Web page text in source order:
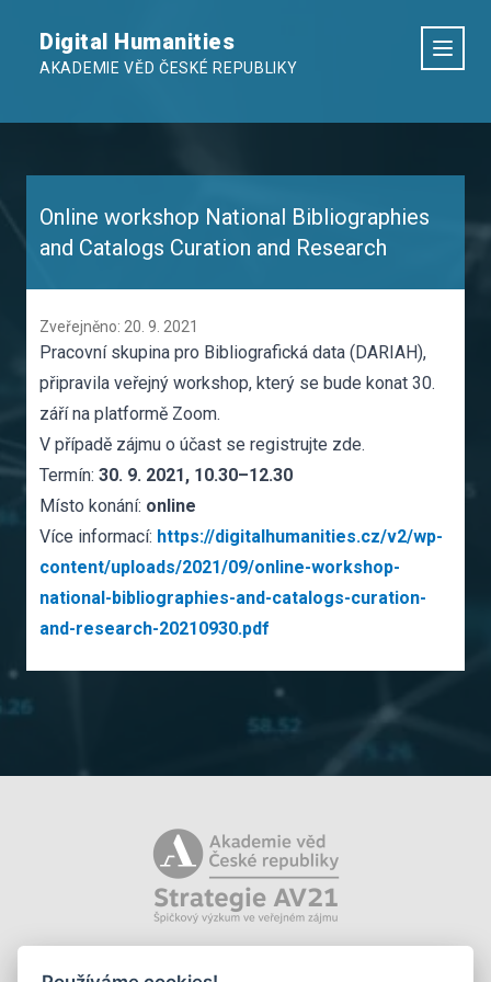
Digital Humanities
AKADEMIE VĚD ČESKÉ REPUBLIKY
Online workshop National Bibliographies
and Catalogs Curation and Research
Zveřejněno: 20. 9. 2021
Pracovní skupina pro Bibliografická data (DARIAH),
připravila veřejný workshop, který se bude konat 30.
září na platformě Zoom.
V případě zájmu o účast se registrujte zde.
Termín: 30. 9. 2021, 10.30–12.30
Místo konání: online
Více informací: https://digitalhumanities.cz/v2/wp-
content/uploads/2021/09/online-workshop-
national-bibliographies-and-catalogs-curation-
and-research-20210930.pdf